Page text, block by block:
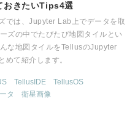
おきたいTips4選
では、Jupyter Lab上でデータを取
ズの中でたびたび地図タイルとい
な地図タイルをTellusのJupyter
めて紹介します。
TellusIDE
TellusOS
タ 衛星画像